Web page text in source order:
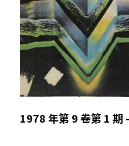
1978 年第 9 卷第 1 期